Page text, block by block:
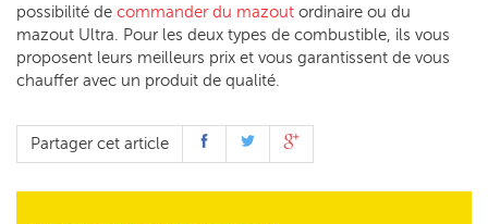
possibilité de commander du mazout ordinaire ou du
mazout Ultra. Pour les deux types de combustible, ils vous
proposent leurs meilleurs prix et vous garantissent de vous
chauffer avec un produit de qualité.
Partager cet article